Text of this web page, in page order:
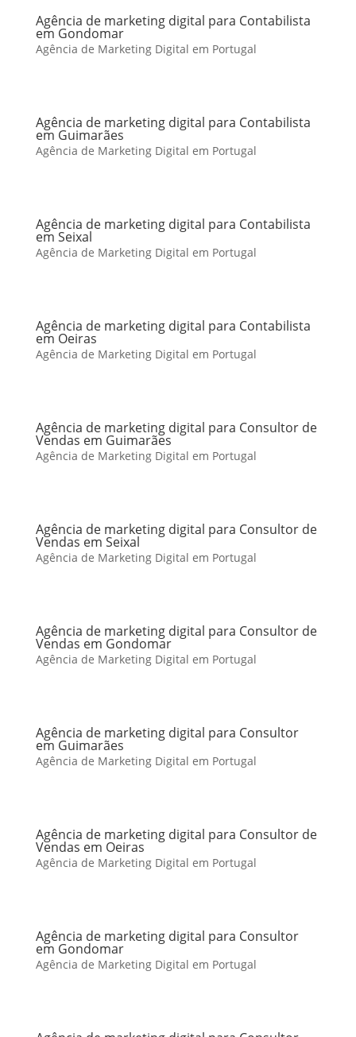
Agência de marketing digital para Contabilista
em Gondomar
Agência de Marketing Digital em Portugal
Agência de marketing digital para Contabilista
em Guimarães
Agência de Marketing Digital em Portugal
Agência de marketing digital para Contabilista
em Seixal
Agência de Marketing Digital em Portugal
Agência de marketing digital para Contabilista
em Oeiras
Agência de Marketing Digital em Portugal
Agência de marketing digital para Consultor de
Vendas em Guimarães
Agência de Marketing Digital em Portugal
Agência de marketing digital para Consultor de
Vendas em Seixal
Agência de Marketing Digital em Portugal
Agência de marketing digital para Consultor de
Vendas em Gondomar
Agência de Marketing Digital em Portugal
Agência de marketing digital para Consultor
em Guimarães
Agência de Marketing Digital em Portugal
Agência de marketing digital para Consultor de
Vendas em Oeiras
Agência de Marketing Digital em Portugal
Agência de marketing digital para Consultor
em Gondomar
Agência de Marketing Digital em Portugal